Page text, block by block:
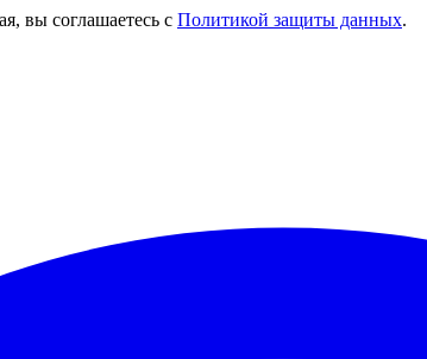
вы соглашаетесь с Политикой защиты данных.